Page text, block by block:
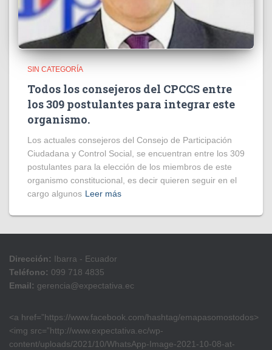
SIN CATEGORÍA
Todos los consejeros del CPCCS entre
los 309 postulantes para integrar este
organismo.
Los actuales consejeros del Consejo de Participación
Ciudadana y Control Social, se encuentran entre los 309
postulantes para la elección de los miembros de este
organismo constitucional, es decir quieren seguir en el
cargo algunos Leer más
Dirección: Ibarra - Ecuador
Teléfono: 099 718 4835
Email: gerencia@expectativa.ec
<a href=”https://www.facebook.com/hashtag/emapasomostodos>
<img src=”http://www.expectativa.ec/wp-
content/uploads/2021/10/WhatsApp-Image-2021-10-08-at-